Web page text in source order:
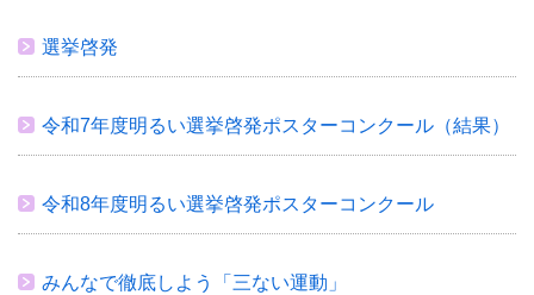
選挙啓発
令和7年度明るい選挙啓発ポスターコンクール（結果）
令和8年度明るい選挙啓発ポスターコンクール
みんなで徹底しよう「三ない運動」